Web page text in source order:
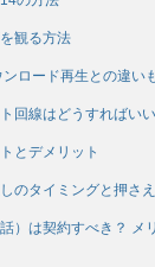
観る方法
ロード再生との違い
回線はどうすればい
とデメリット
のタイミングと押さ
）は契約すべき？ メ